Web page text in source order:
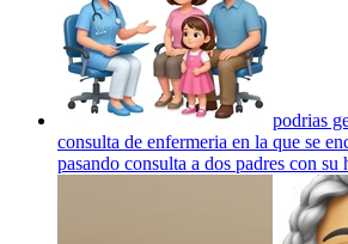
podrias
consulta de enfermeria en la que se
pasando consulta a dos padres con su